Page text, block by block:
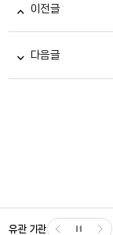
이전글
다음글
유관 기관